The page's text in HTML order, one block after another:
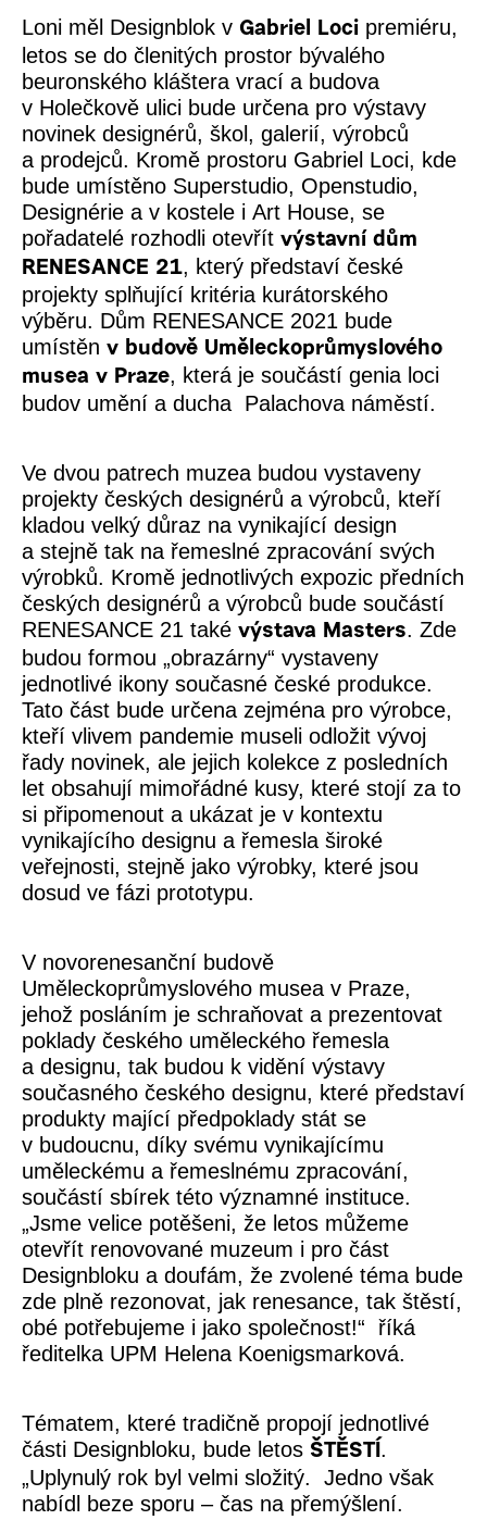
Loni měl Designblok v Gabriel Loci premiéru,
letos se do členitých prostor bývalého
beuronského kláštera vrací a budova
v Holečkově ulici bude určena pro výstavy
novinek designérů, škol, galerií, výrobců
a prodejců. Kromě prostoru Gabriel Loci, kde
bude umístěno Superstudio, Openstudio,
Designérie a v kostele i Art House, se
pořadatelé rozhodli otevřít výstavní dům
RENESANCE 21, který představí české
projekty splňující kritéria kurátorského
výběru. Dům RENESANCE 2021 bude
umístěn v budově Uměleckoprůmyslového
musea v Praze, která je součástí genia loci
budov umění a ducha Palachova náměstí.
Ve dvou patrech muzea budou vystaveny
projekty českých designérů a výrobců, kteří
kladou velký důraz na vynikající design
a stejně tak na řemeslné zpracování svých
výrobků. Kromě jednotlivých expozic předních
českých designérů a výrobců bude součástí
RENESANCE 21 také výstava Masters. Zde
budou formou „obrazárny“ vystaveny
jednotlivé ikony současné české produkce.
Tato část bude určena zejména pro výrobce,
kteří vlivem pandemie museli odložit vývoj
řady novinek, ale jejich kolekce z posledních
let obsahují mimořádné kusy, které stojí za to
si připomenout a ukázat je v kontextu
vynikajícího designu a řemesla široké
veřejnosti, stejně jako výrobky, které jsou
dosud ve fázi prototypu.
V novorenesanční budově
Uměleckoprůmyslového musea v Praze,
jehož posláním je schraňovat a prezentovat
poklady českého uměleckého řemesla
a designu, tak budou k vidění výstavy
současného českého designu, které představí
produkty mající předpoklady stát se
v budoucnu, díky svému vynikajícímu
uměleckému a řemeslnému zpracování,
součástí sbírek této významné instituce.
„Jsme velice potěšeni, že letos můžeme
otevřít renovované muzeum i pro část
Designbloku a doufám, že zvolené téma bude
zde plně rezonovat, jak renesance, tak štěstí,
obé potřebujeme i jako společnost!“ říká
ředitelka UPM Helena Koenigsmarková.
Tématem, které tradičně propojí jednotlivé
části Designbloku, bude letos ŠTĚSTÍ.
„Uplynulý rok byl velmi složitý. Jedno však
nabídl beze sporu – čas na přemýšlení.